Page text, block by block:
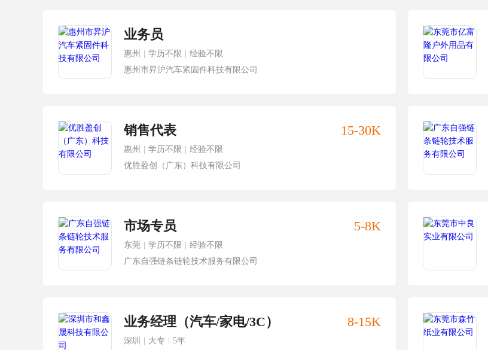
业务员
惠州 学历不限
经验不限
惠州市昇沪汽车紧固件科技有限公司
销售代表 15-30K
惠州 学历不限
经验不限
优胜盈创（广东）科技有限公司
市场专员 5-8K
东莞 学历不限
经验不限
广东自强链条链轮技术服务有限公司
业务经理（汽车/家电/3C） 8-15K
深圳 大专
5年